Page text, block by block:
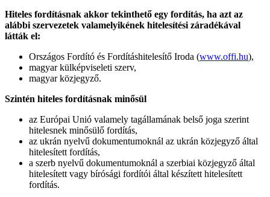
Hiteles fordításnak akkor tekinthető egy fordítás, ha azt az
alábbi szervezetek valamelyikének hitelesítési záradékával
látták el:
Országos Fordító és Fordításhitelesítő Iroda (www.offi.hu),
magyar külképviseleti szerv,
magyar közjegyző.
Szintén hiteles fordításnak minősül
az Európai Unió valamely tagállamának belső joga szerint
hitelesnek minősülő fordítás,
az ukrán nyelvű dokumentumoknál az ukrán közjegyző által
hitelesített fordítás,
a szerb nyelvű dokumentumoknál a szerbiai közjegyző által
hitelesített vagy bírósági fordítói által készített hitelesített
fordítás.